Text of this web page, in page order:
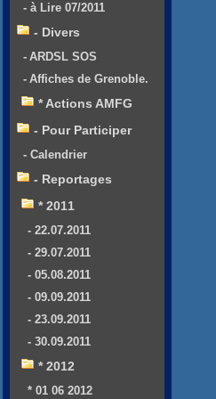
- à Lire 07/2011
- Divers
- ARDSL SOS
- Affiches de Grenoble.
* Actions AMFG
- Pour Participer
- Calendrier
- Reportages
* 2011
- 22.07.2011
- 29.07.2011
- 05.08.2011
- 09.09.2011
- 23.09.2011
- 30.09.2011
* 2012
* 01 06 2012